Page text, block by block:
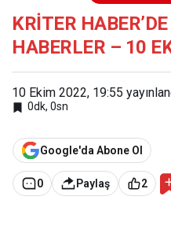
KRİTER
HABERLER – 10
10 Ekim 2022, 19:55
0dk, 0sn
Google'da Abone Ol
0 Paylaş 2